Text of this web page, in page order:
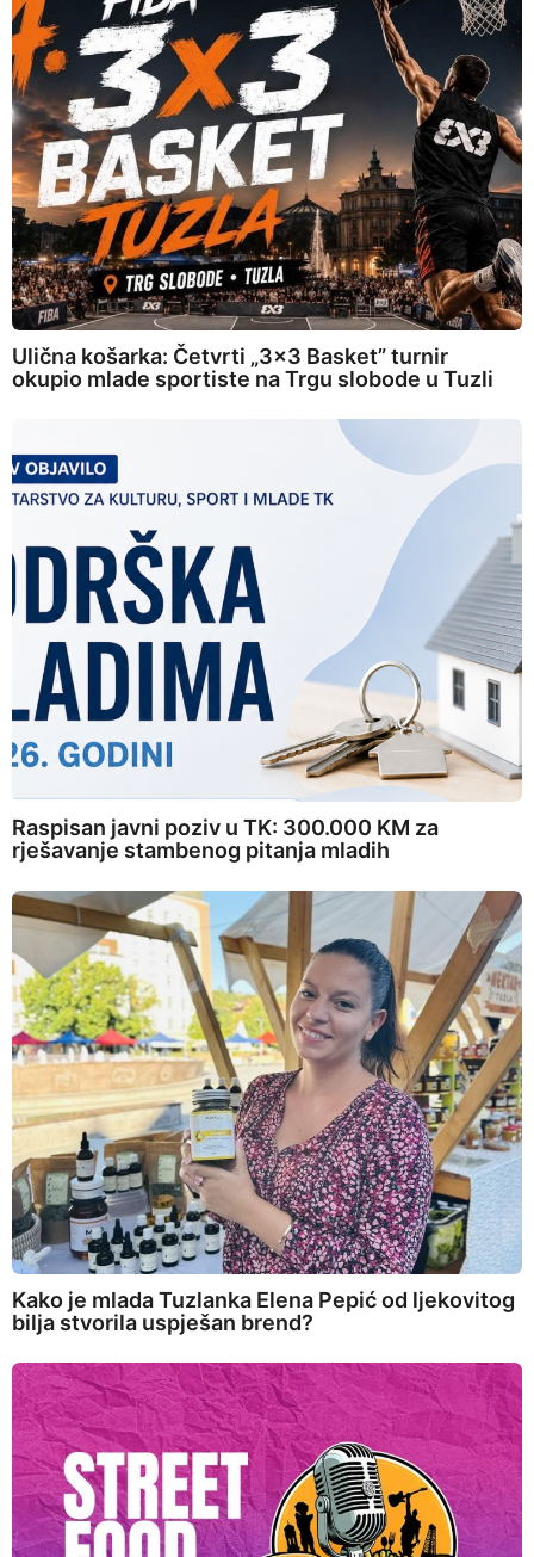
Ulična košarka: Četvrti „3×3 Basket” turnir
okupio mlade sportiste na Trgu slobode u Tuzli
Raspisan javni poziv u TK: 300.000 KM za
rješavanje stambenog pitanja mladih
Kako je mlada Tuzlanka Elena Pepić od ljekovitog
bilja stvorila uspješan brend?